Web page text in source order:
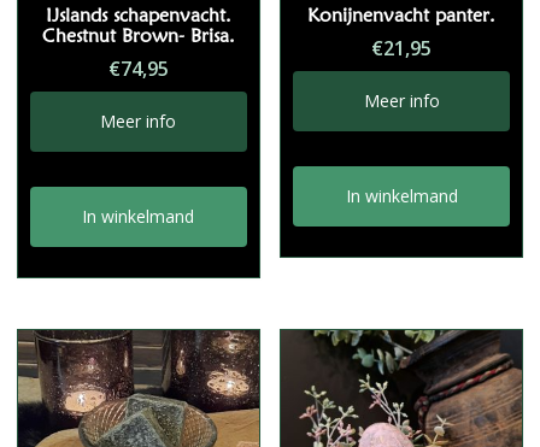
IJslands schapenvacht.
Chestnut Brown- Brisa.
€74,95
Meer info
In winkelmand
Konijnenvacht panter.
€21,95
Meer info
In winkelmand